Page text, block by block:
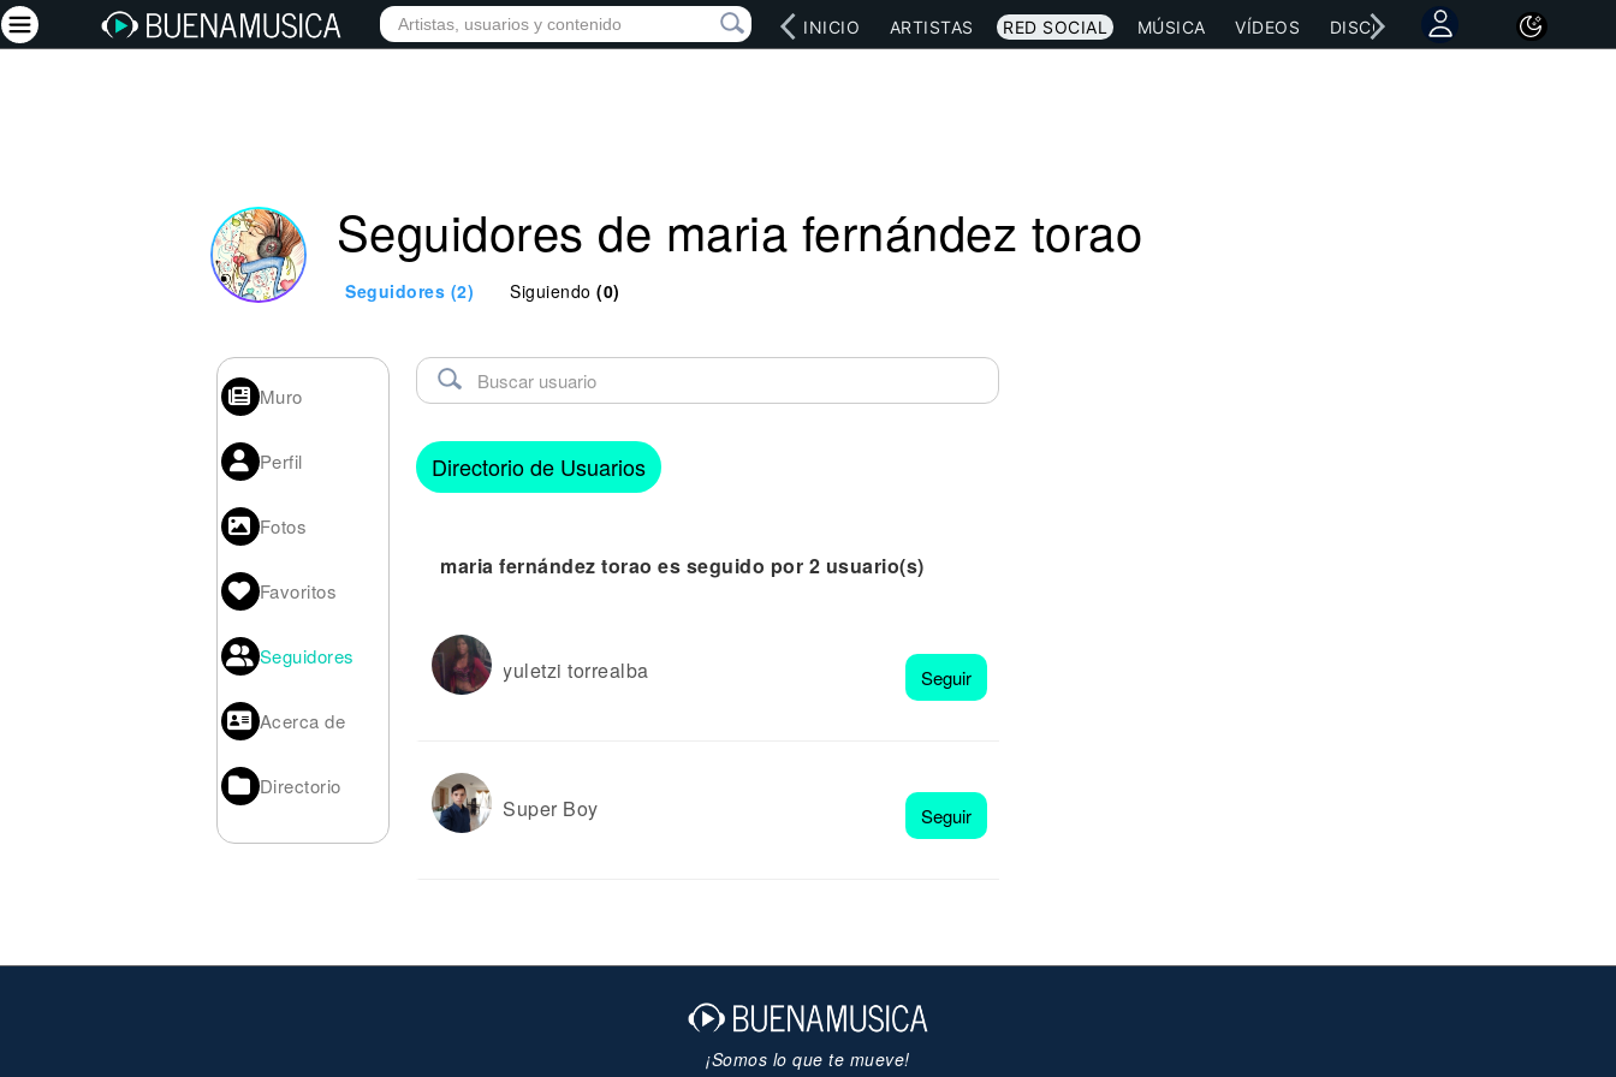
INICIO ARTISTAS RED SOCIAL MÚSICA VÍDEOS DISCOGRAFÍAS CONCIERTOS
Seguidores de maria fernández torao
Seguidores (2) Siguiendo (0)
Muro
Perfil
Fotos
Favoritos
Seguidores
Acerca de
Directorio
Directorio de Usuarios
maria fernández torao es seguido por 2 usuario(s)
Seguir
yuletzi torrealba
Seguir
Super Boy
¡Somos lo que te mueve!